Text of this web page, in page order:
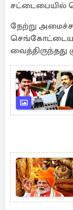
சட்டைபையில்
நேற்று
வைத்திருந்தது